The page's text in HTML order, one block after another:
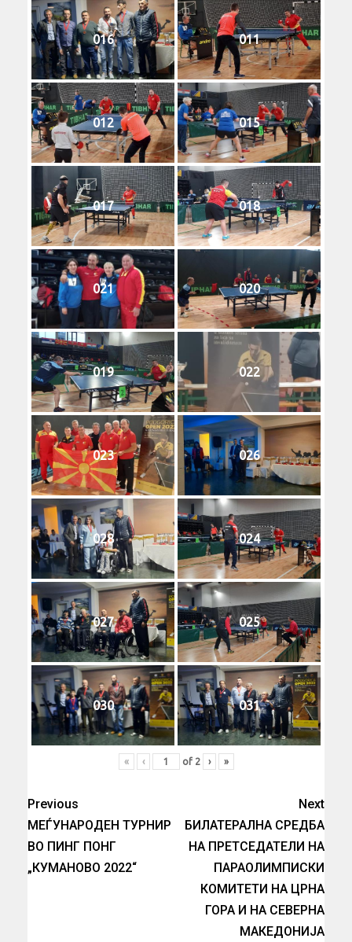
016 011
012 015
017 018
021 020
019 022
023 026
028 024
027 025
030 031
« ‹ of 2 › »
Previous
МЕЃУНАРОДЕН ТУРНИР
ВО ПИНГ ПОНГ
„КУМАНОВО 2022“
Next
БИЛАТЕРАЛНА СРЕДБА
НА ПРЕТСЕДАТЕЛИ НА
ПАРАОЛИМПИСКИ
КОМИТЕТИ НА ЦРНА
ГОРА И НА СЕВЕРНА
МАКЕДОНИЈА